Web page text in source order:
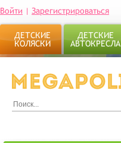
Войти | Зарегистрироваться
ДЕТСКИЕ
КОЛЯСКИ
ДЕТСКИЕ
АВТОКРЕСЛА